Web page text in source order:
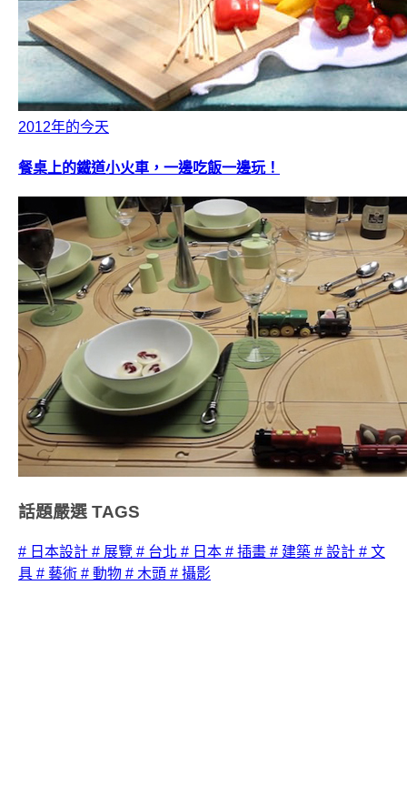
2012年的今天
餐桌上的鐵道小火車，一邊吃飯一邊玩！
話題嚴選 TAGS
# 日本設計 # 展覽 # 台北 # 日本 # 插畫 # 建築 # 設計 # 文
具 # 藝術 # 動物 # 木頭 # 攝影